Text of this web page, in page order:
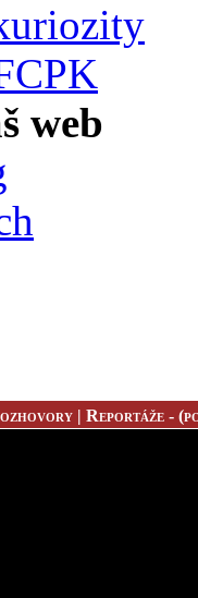
web
| Reportáže -